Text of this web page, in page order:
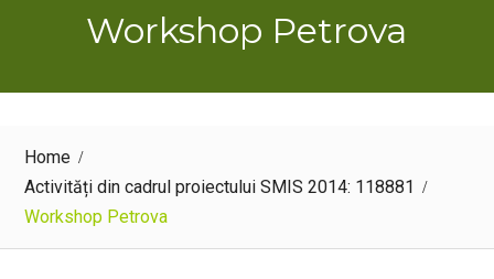
Workshop Petrova
Home
Activități din cadrul proiectului SMIS 2014: 118881
Workshop Petrova